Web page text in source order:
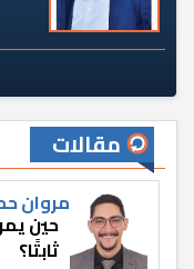
مقالات
مروان
حين
ثابتًا؟